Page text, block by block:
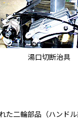
湯口切断治具
た二輪部品（ハンド